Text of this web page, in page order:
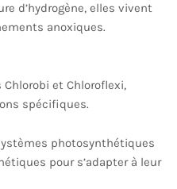
d’hydrogène, elles vivent
anoxiques.
et Chloroflexi,
spécifiques.
photosynthétiques
pour s’adapter à leur